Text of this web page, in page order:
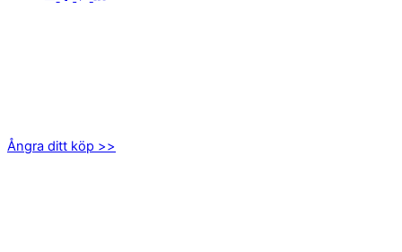
Ångra ditt köp >>